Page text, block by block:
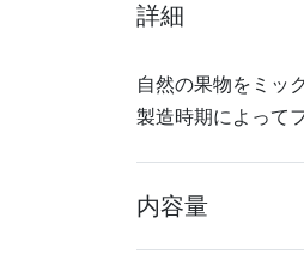
詳細
自然の果物をミッ
製造時期によって
内容量